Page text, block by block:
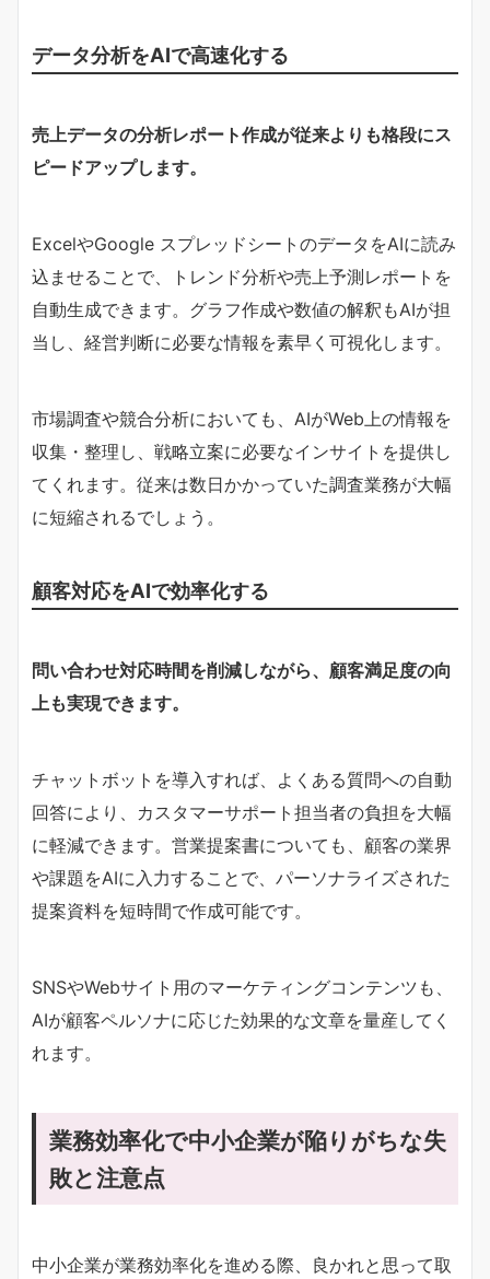
データ分析をAIで高速化する
売上データの分析レポート作成が従来よりも格段にス
ピードアップします。
ExcelやGoogle スプレッドシートのデータをAIに読み
込ませることで、トレンド分析や売上予測レポートを
自動生成できます。グラフ作成や数値の解釈もAIが担
当し、経営判断に必要な情報を素早く可視化します。
市場調査や競合分析においても、AIがWeb上の情報を
収集・整理し、戦略立案に必要なインサイトを提供し
てくれます。従来は数日かかっていた調査業務が大幅
に短縮されるでしょう。
顧客対応をAIで効率化する
問い合わせ対応時間を削減しながら、顧客満足度の向
上も実現できます。
チャットボットを導入すれば、よくある質問への自動
回答により、カスタマーサポート担当者の負担を大幅
に軽減できます。営業提案書についても、顧客の業界
や課題をAIに入力することで、パーソナライズされた
提案資料を短時間で作成可能です。
SNSやWebサイト用のマーケティングコンテンツも、
AIが顧客ペルソナに応じた効果的な文章を量産してく
れます。
業務効率化で中小企業が陥りがちな失
敗と注意点
中小企業が業務効率化を進める際、良かれと思って取